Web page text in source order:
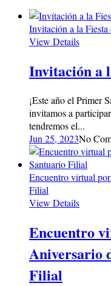
Invitación a la Fiesta
View Details
Invitación a
¡Este año el Primer
invitamos a
tendremos el...
Jun 25, 2023No
Encuentro virtual
Filial
View Details
Encuentro
Aniversario
Filial